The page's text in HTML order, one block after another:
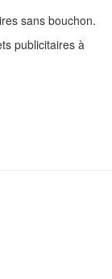
sans bouchon.
publicitaires à